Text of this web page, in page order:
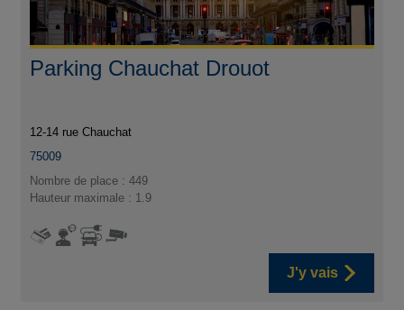
Parking Chauchat Drouot
12-14 rue Chauchat
75009
Nombre de place : 449
Hauteur maximale : 1.9
J'y vais